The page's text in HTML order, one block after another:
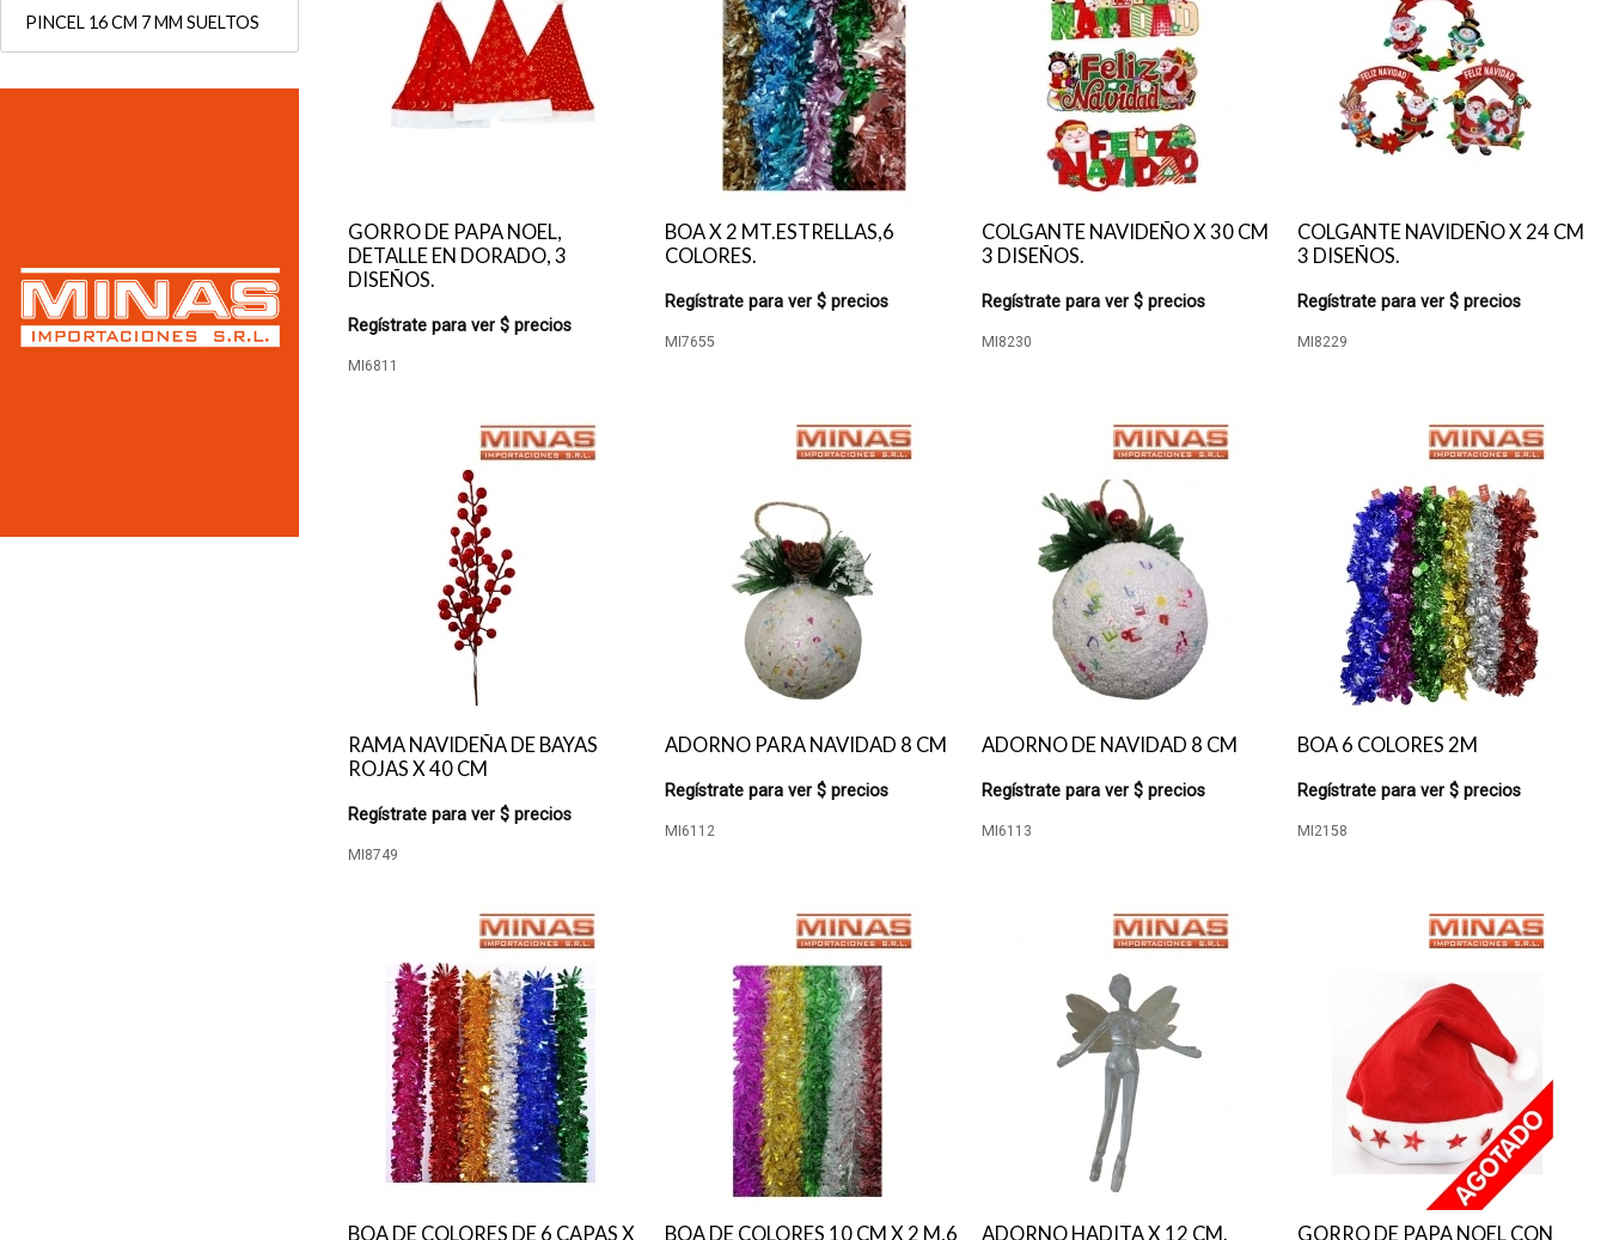
PINCEL 16 CM 7 MM SUELTOS
GORRO DE PAPA NOEL,
DETALLE EN DORADO, 3
DISEÑOS.
Regístrate para ver $ precios
MI6811
BOA X 2 MT.ESTRELLAS,6
COLORES.
Regístrate para ver $ precios
MI7655
COLGANTE NAVIDEÑO X 30 CM
3 DISEÑOS.
Regístrate para ver $ precios
MI8230
COLGANTE NAVIDEÑO X 24 CM
3 DISEÑOS.
Regístrate para ver $ precios
MI8229
RAMA NAVIDEÑA DE BAYAS
ROJAS X 40 CM
Regístrate para ver $ precios
MI8749
ADORNO PARA NAVIDAD 8 CM
Regístrate para ver $ precios
MI6112
ADORNO DE NAVIDAD 8 CM
Regístrate para ver $ precios
MI6113
BOA 6 COLORES 2M
Regístrate para ver $ precios
MI2158
BOA DE COLORES DE 6 CAPAS X
BOA DE COLORES 10 CM X 2 M,6
ADORNO HADITA X 12 CM.
GORRO DE PAPA NOEL CON